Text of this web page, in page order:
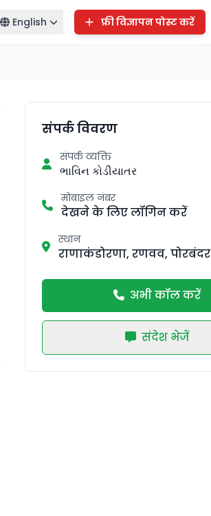
English फ्री विज्ञापन पोस्ट करें
संपर्क विवरण
संपर्क व्यक्ति
ભાવિન કોડીયાતર
मोबाइल नंबर
देखने के लिए लॉगिन करें
स्थान
राणाकंडोरणा, रणवव, पोरबंदर
अभी कॉल करें
संदेश भेजें